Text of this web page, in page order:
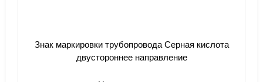
Знак маркировки трубопровода Серная кислота
двустороннее направление